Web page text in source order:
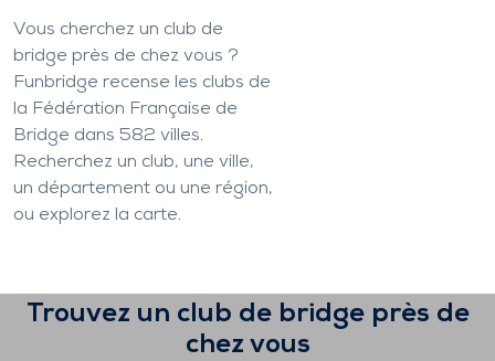
Vous cherchez un club de
bridge près de chez vous ?
Funbridge recense les clubs de
la Fédération Française de
Bridge dans 582 villes.
Recherchez un club, une ville,
un département ou une région,
ou explorez la carte.
Trouvez un club de bridge près de
chez vous